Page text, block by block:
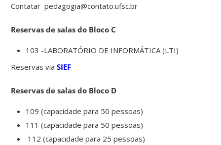
Contatar pedagogia@contato.ufsc.br
Reservas de salas do Bloco C
103 -LABORATÓRIO DE INFORMÁTICA (LTI)
Reservas viaSIEF
Reservas de salas do Bloco D
109 (capacidade para 50 pessoas)
111 (capacidade para 50 pessoas)
112 (capacidade para 25 pessoas)